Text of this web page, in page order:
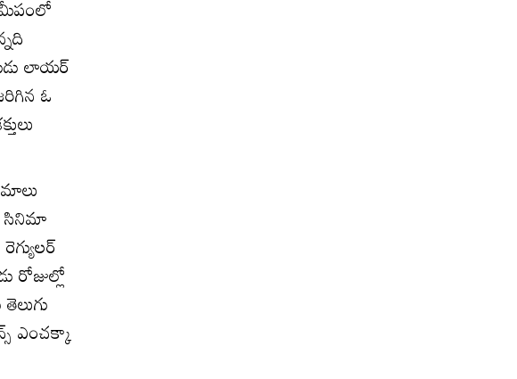
లాయ‌ర్
ఓ
సినిమా
రోజుల్లో
ఎంచ‌క్కా